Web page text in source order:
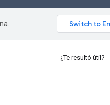
¿Te resultó útil?